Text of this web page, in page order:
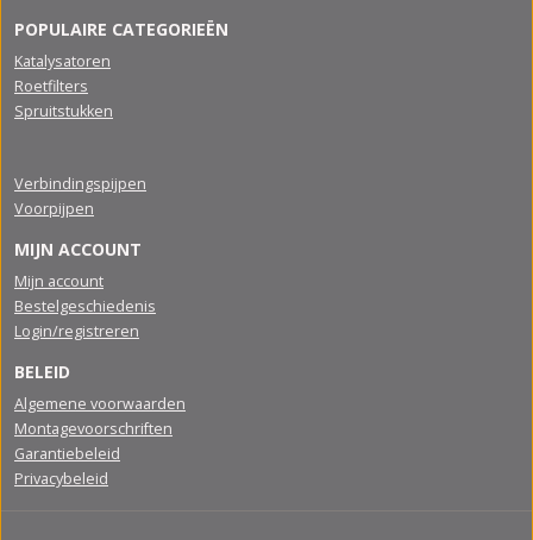
POPULAIRE CATEGORIEËN
Katalysatoren
Roetfilters
Spruitstukken
Verbindingspijpen
Voorpijpen
MIJN ACCOUNT
Mijn account
Bestelgeschiedenis
Login/registreren
BELEID
Algemene voorwaarden
Montagevoorschriften
Garantiebeleid
Privacybeleid